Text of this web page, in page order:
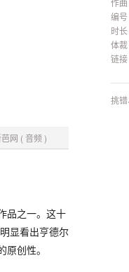
网 ( 音频 )
品之一。这十
显看出亨德尔
创性。
作曲
编号
时长
体裁
链接
挑错